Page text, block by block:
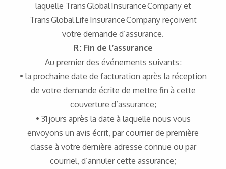
laquelle Trans Global Insurance Company et
Trans Global Life Insurance Company reçoivent
votre demande d’assurance.
R : Fin de l’assurance
Au premier des événements suivants :
• la prochaine date de facturation après la réception
de votre demande écrite de mettre fin à cette
couverture d’assurance;
• 31 jours après la date à laquelle nous vous
envoyons un avis écrit, par courrier de première
classe à votre dernière adresse connue ou par
courriel, d’annuler cette assurance;